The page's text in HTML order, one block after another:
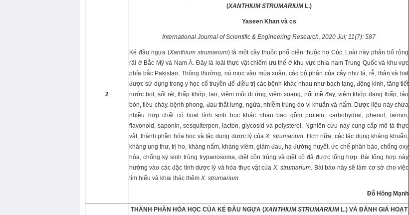
2
(XANTHIUM STRUMARIUML.)
Yaseen Khan và cs
International Journal of Scientific & Engineering Research. 2020 Jul; 11(7): 587
Ké đầu ngựa (Xanthium strumarium) là một cây thuốc phổ biến thuộc họ Cúc. Loài này phân bố rộng
rãi ở Bắc Mỹ và Nam Á. Đây là loài thực vật chiếm ưu thế ở khu vực phía nam Trung Quốc và khu vực
phía bắc Pakistan. Thông thường, nó mọc vào mùa xuân, các bộ phận của cây như lá, rễ, thân và hạt
được sử dụng trong y học cổ truyền để điều trị các bệnh khác nhau như bạch tạng, động kinh, tăng tiết
nước bọt, sốt rét, thấp khớp, lao, viêm mũi dị ứng, viêm xoang, nổi mề đay, viêm khớp dạng thấp, táo
bón, tiêu chảy, bệnh phong, đau thắt lưng, ngứa, nhiễm trùng do vi khuẩn và nấm. Dược liệu này chứa
nhiều hợp chất có hoạt tính sinh học khác nhau bao gồm protein, carbohydrat, phenol, tannin,
flavonoid, saponin, sesquiterpen, lacton, glycosid và polysterol. Nghiên cứu này cung cấp mô tả thực
vật, thành phần hóa học và tác dụng dược lý củaX. strumarium. Hơn nữa, các tác dụng kháng khuẩn,
kháng ung thư, trị ho, kháng nấm, kháng viêm, giảm đau, hạ đường huyết, ức chế phân bào, chống oxy
hóa, chống ký sinh trùng trypanosoma, diệt côn trùng và diệt cỏ đã được tổng hợp. Bài tổng hợp này
hướng vào các đặc tính dược lý và hóa thực vật của X. strumarium. Bài báo này sẽ làm cơ sở cho việc
tìm hiểu và khai thác thêm X. strumarium.
Đỗ Hồng Mạnh
THÀNH PHẦN HÓA HỌC CỦA KÉ ĐẦU NGỰA (XANTHIUM STRUMARIUML.) VÀ ĐÁNH GIÁ HOẠT